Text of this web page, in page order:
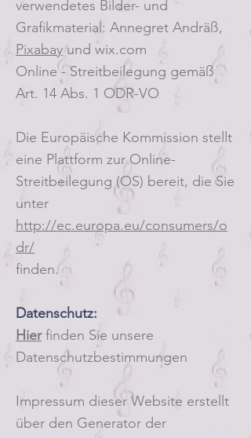
verwendetes Bilder- und
Grafikmaterial: Annegret Andräß,
Pixabay und wix.com
Online - Streitbeilegung gemäß
Art. 14 Abs. 1 ODR-VO
Die Europäische Kommission stellt
eine Plattform zur Online-
Streitbeilegung (OS) bereit, die Sie
unter
http://ec.europa.eu/consumers/o
dr/
finden.
Datenschutz:
Hierfinden Sie unsere
Datenschutzbestimmungen
Impressum dieser Website erstellt
über den Generator der